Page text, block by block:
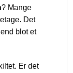
? Mange
Det
blot et
Er det